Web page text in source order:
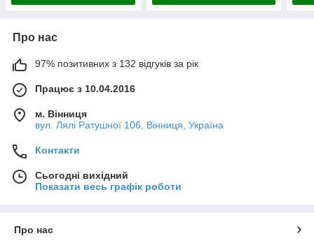
Про нас
97% позитивних з 132 відгуків за рік
Працює з 10.04.2016
м. Вінниця
вул. Лялі Ратушної 106, Вінниця, Україна
Контакти
Сьогодні вихідний
Показати весь графік роботи
Про нас